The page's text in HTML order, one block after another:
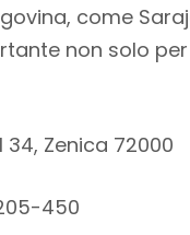
come
non solo
34, Zenica 72000
450